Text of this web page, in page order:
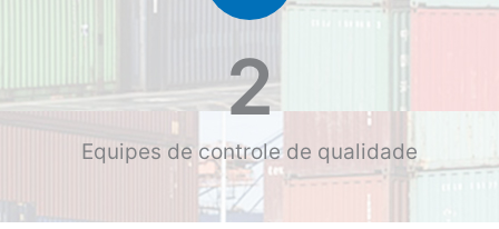
Equipes de controle de qualidade
2